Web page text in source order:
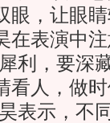
眼，让眼
在表演中
利，要深
看人，做
表示，不